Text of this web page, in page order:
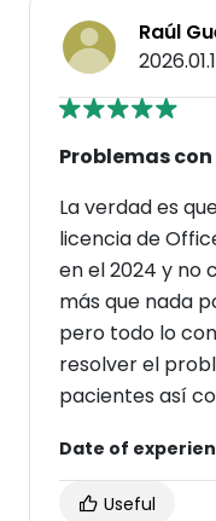
Raúl
Problemas
La verdad es
licencia de
en el 2024 y no
más que nada
pero todo lo
resolver el
pacientes así
Date of
Useful